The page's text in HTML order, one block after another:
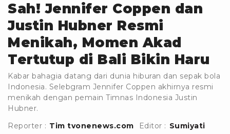
Sah! Jennifer Coppen dan
Justin Hubner Resmi
Menikah, Momen Akad
Tertutup di Bali Bikin Haru
Kabar bahagia datang dari dunia hiburan dan sepak bola
Indonesia. Selebgram Jennifer Coppen akhirnya resmi
menikah dengan pemain Timnas Indonesia Justin
Hubner.
Reporter : Tim tvonenews.com Editor : Sumiyati